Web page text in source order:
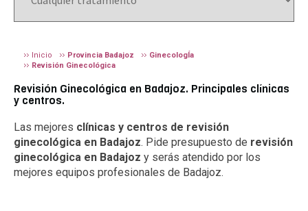
Inicio Provincia Badajoz
GinecologÍa
Revisión Ginecológica
Revisión Ginecológica en Badajoz. Principales clínicas
y centros.
Las mejores clínicas y centros de revisión
ginecológica en Badajoz. Pide presupuesto de revisión
ginecológica en Badajoz y serás atendido por los
mejores equipos profesionales de Badajoz.